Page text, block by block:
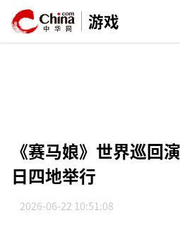
游戏
《赛马娘》世界巡回
日四地举行
2026-06-22 10:51:08